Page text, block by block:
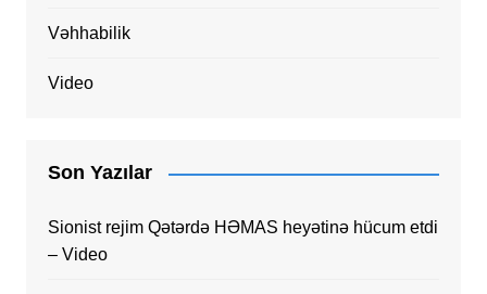
Vəhhabilik
Video
Son Yazılar
Sionist rejim Qətərdə HƏMAS heyətinə hücum etdi
– Video